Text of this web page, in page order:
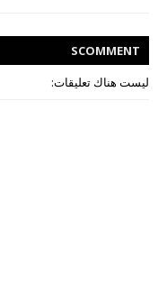
COMMENT
S
ليست هناك تعليقات: